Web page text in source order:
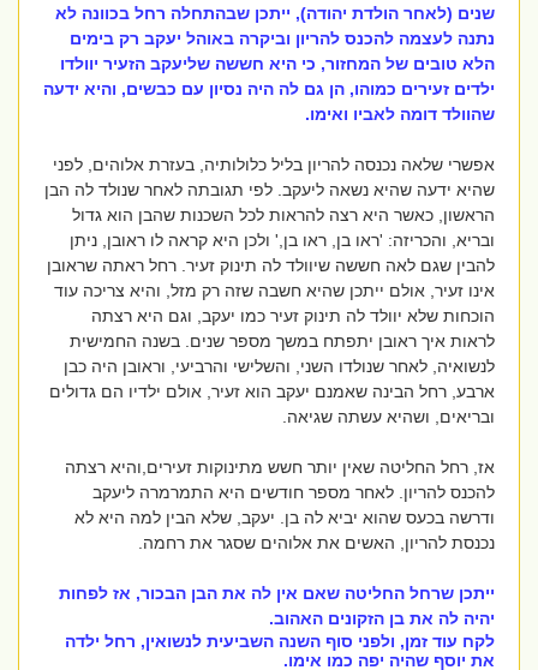
שנים (לאחר הולדת יהודה), ייתכן שבהתחלה רחל בכוונה לא
נתנה לעצמה להכנס להריון וביקרה באוהל יעקב רק בימים
הלא טובים של המחזור, כי היא חששה שליעקב הזעיר יוולדו
ילדים זעירים כמוהו, הן גם לה היה נסיון עם כבשים, והיא ידעה
שהוולד דומה לאביו ואימו.
אפשרי שלאה נכנסה להריון בליל כלולותיה, בעזרת אלוהים, לפני
שהיא ידעה שהיא נשאה ליעקב. לפי תגובתה לאחר שנולד לה הבן
הראשון, כאשר היא רצה להראות לכל השכנות שהבן הוא גדול
ובריא, והכריזה: 'ראו בן, ראו בן,' ולכן היא קראה לו ראובן, ניתן
להבין שגם לאה חששה שיוולד לה תינוק זעיר. רחל ראתה שראובן
אינו זעיר, אולם ייתכן שהיא חשבה שזה רק מזל, והיא צריכה עוד
הוכחות שלא יוולד לה תינוק זעיר כמו יעקב, וגם היא רצתה
לראות איך ראובן יתפתח במשך מספר שנים. בשנה החמישית
לנשואיה, לאחר שנולדו השני, והשלישי והרביעי, וראובן היה כבן
ארבע, רחל הבינה שאמנם יעקב הוא זעיר, אולם ילדיו הם גדולים
ובריאים, ושהיא עשתה שגיאה.
אז, רחל החליטה שאין יותר חשש מתינוקות זעירים,והיא רצתה
להכנס להריון. לאחר מספר חודשים היא התמרמרה ליעקב
ודרשה בכעס שהוא יביא לה בן. יעקב, שלא הבין למה היא לא
נכנסת להריון, האשים את אלוהים שסגר את רחמה.
ייתכן שרחל החליטה שאם אין לה את הבן הבכור, אז לפחות
יהיה לה את בן הזקונים האהוב.
לקח עוד זמן, ולפני סוף השנה השביעית לנשואין, רחל ילדה
את יוסף שהיה יפה כמו אימו.